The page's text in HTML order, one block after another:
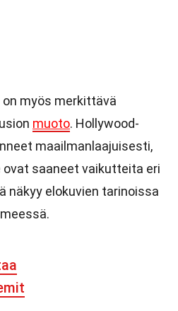
myös merkittävä
muoto. Hollywood-
maailmanlaajuisesti,
saaneet vaikutteita eri
näkyy elokuvien tarinoissa